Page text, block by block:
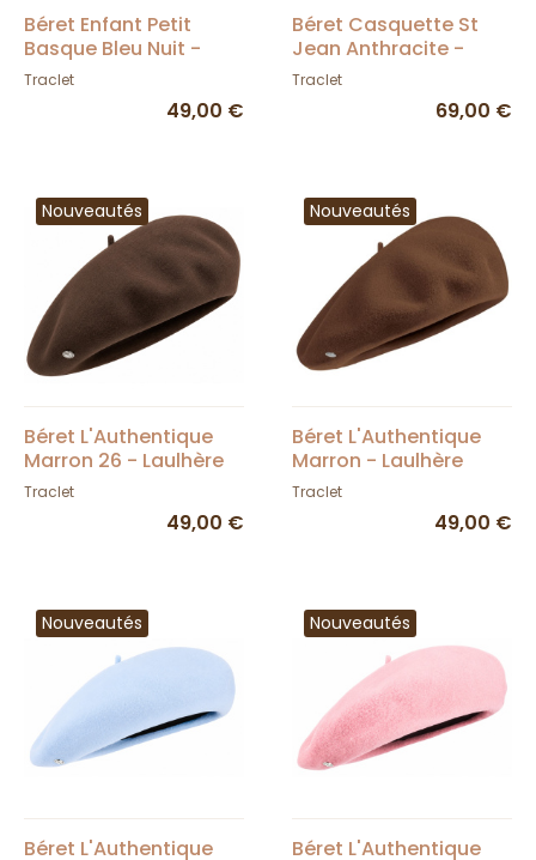
Béret Enfant Petit
Basque Bleu Nuit -
Héritage par Laulhère
Traclet
49,00 €
Béret Casquette St
Jean Anthracite -
Laulhère
Traclet
69,00 €
Nouveautés
Béret L'Authentique
Marron 26 - Laulhère
Traclet
49,00 €
Nouveautés
Béret L'Authentique
Marron - Laulhère
Traclet
49,00 €
Nouveautés
Béret L'Authentique
Nouveautés
Béret L'Authentique